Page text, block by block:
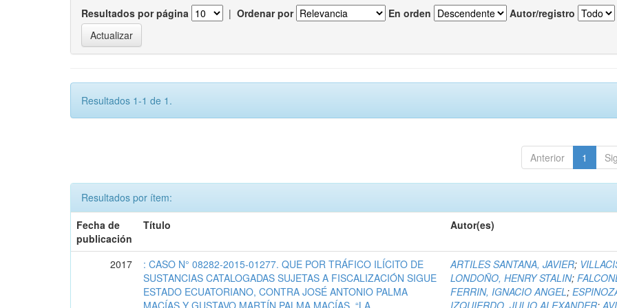
Resultados por página | Ordenar por En orden Autor/registro
Resultados 1-1 de 1.
Anterior 1
Resultados por ítem:
Fecha de
publicación
Título Autor(es)
2017
: CASO N° 08282-2015-01277. QUE POR TRÁFICO ILÍCITO DE
SUSTANCIAS CATALOGADAS SUJETAS A FISCALIZACIÓN SIGUE
ESTADO ECUATORIANO, CONTRA JOSÉ ANTONIO PALMA
MACÍAS Y GUSTAVO MARTÍN PALMA MACÍAS, “LA
ARTILES SANTANA, JAVIER;
LONDOÑO, HENRY STALIN;
FERRIN, IGNACIO ANGEL;
IZQUIERDO, JULIO ALEXANDER;